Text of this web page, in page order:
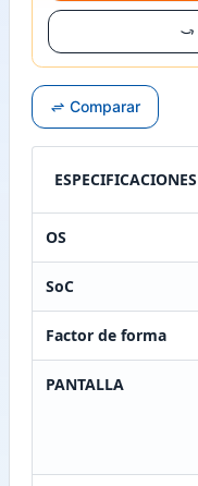
Comparar
ESPECIFICACIONES
OS
SoC
Factor de forma
PANTALLA